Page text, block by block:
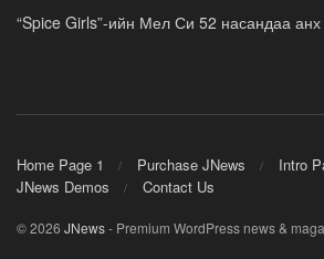
“Spice Girls”-ийн Мел Си 52 насандаа анх
Home Page 1 Purchase JNews
Intro
JNews Demos
Contact Us
© 2026 JNews- Premium WordPress news &